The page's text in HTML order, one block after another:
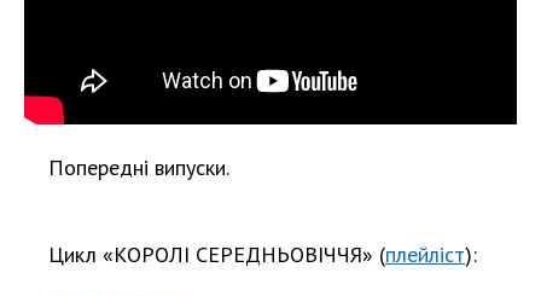
Попередні випуски.
Цикл «КОРОЛІ СЕРЕДНЬОВІЧЧЯ» (плейліст):